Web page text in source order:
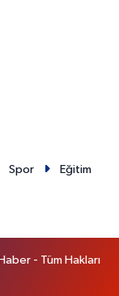
Spor
Eğitim
- Tüm Hakları